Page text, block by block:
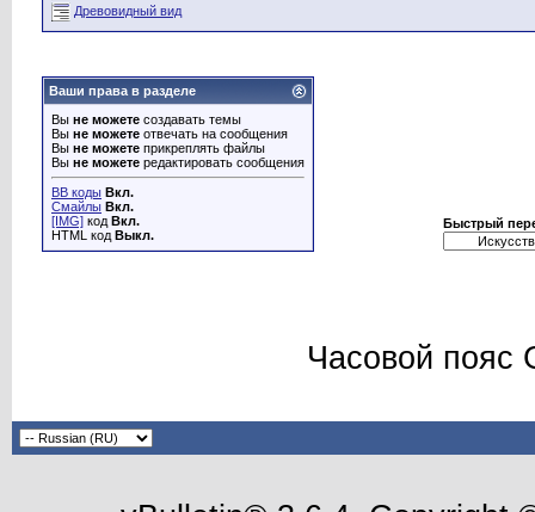
Древовидный вид
Ваши права в разделе
Вы не можете создавать темы
Вы не можете отвечать на сообщения
Вы не можете прикреплять файлы
Вы не можете редактировать сообщения
BB коды Вкл.
Смайлы Вкл.
[IMG] код Вкл.
HTML код Выкл.
Быстрый
Часовой пояс